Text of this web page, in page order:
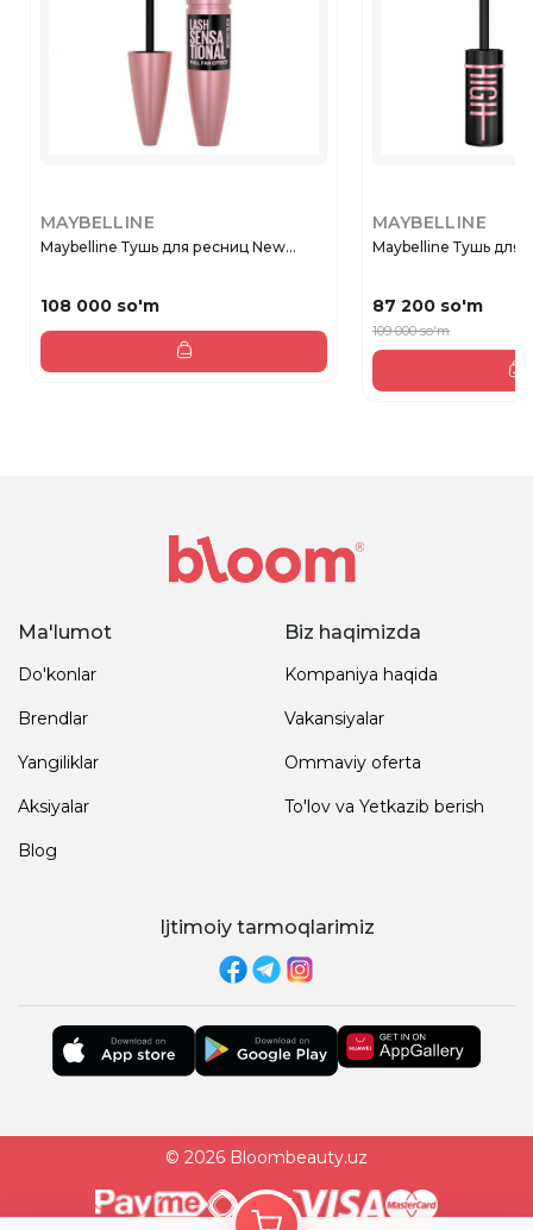
MAYBELLINE
Maybelline Тушь для ресниц New...
108 000 so'm
MAYBELLINE
Maybelline Тушь для
87 200 so'm
109 000 so'm
Ma'lumot
Do'konlar
Brendlar
Yangiliklar
Aksiyalar
Blog
Biz haqimizda
Kompaniya haqida
Vakansiyalar
Ommaviy oferta
To'lov va Yetkazib berish
Ijtimoiy tarmoqlarimiz
© 2026 Bloombeauty.uz